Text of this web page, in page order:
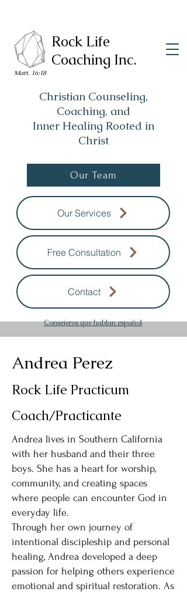
Rock Life
Coaching Inc.
Matt. 16:18
Christian Counseling,
Coaching, and
Inner Healing Rooted in
Christ
Our Team
Our Services
Free Consultation
Contact
Consejeros que hablan español
Andrea Perez
Rock Life Practicum
Coach/Practicante
Andrea lives in Southern California
with her husband and their three
boys. She has a heart for worship,
community, and creating spaces
where people can encounter God in
everyday life.
Through her own journey of
intentional discipleship and personal
healing, Andrea developed a deep
passion for helping others experience
emotional and spiritual restoration. As